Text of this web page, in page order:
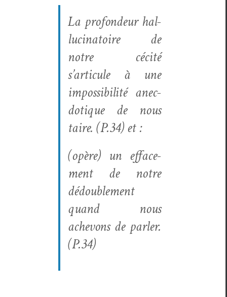
La pro­fondeur hal­
lu­ci­na­toire de
notre céc­ité
s’articule à une
impos­si­bil­ité anec­
do­tique de nous
taire. (P.34) et :
(opère) un efface­
ment de notre
dédou­ble­ment
quand nous
achevons de par­ler.
(P.34)